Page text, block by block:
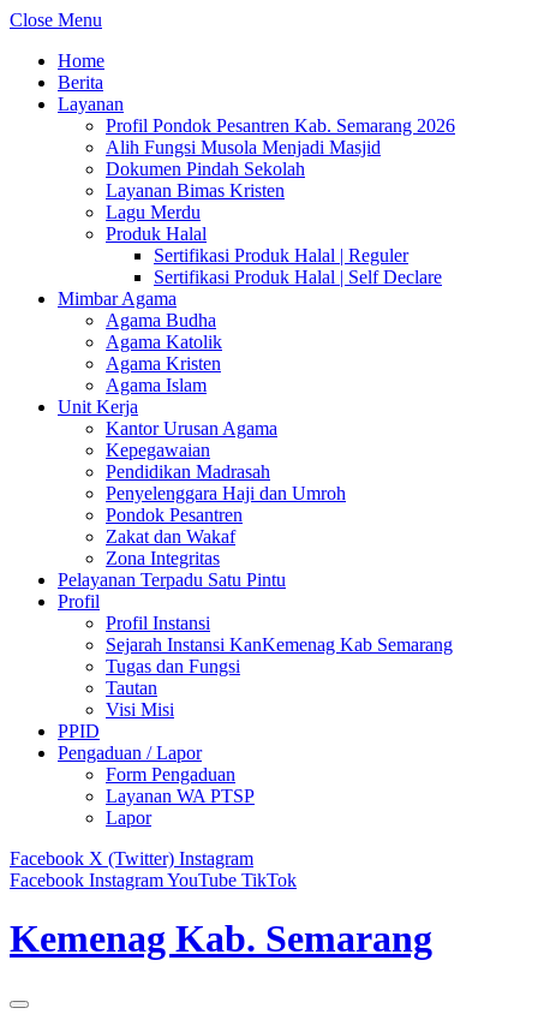
Close Menu
Home
Berita
Layanan
Profil Pondok Pesantren Kab. Semarang 2026
Alih Fungsi Musola Menjadi Masjid
Dokumen Pindah Sekolah
Layanan Bimas Kristen
Lagu Merdu
Produk Halal
Sertifikasi Produk Halal | Reguler
Sertifikasi Produk Halal | Self Declare
Mimbar Agama
Agama Budha
Agama Katolik
Agama Kristen
Agama Islam
Unit Kerja
Kantor Urusan Agama
Kepegawaian
Pendidikan Madrasah
Penyelenggara Haji dan Umroh
Pondok Pesantren
Zakat dan Wakaf
Zona Integritas
Pelayanan Terpadu Satu Pintu
Profil
Profil Instansi
Sejarah Instansi KanKemenag Kab Semarang
Tugas dan Fungsi
Tautan
Visi Misi
PPID
Pengaduan / Lapor
Form Pengaduan
Layanan WA PTSP
Lapor
Facebook X (Twitter) Instagram
Facebook InstagramYouTube TikTok
Kemenag Kab. Semarang